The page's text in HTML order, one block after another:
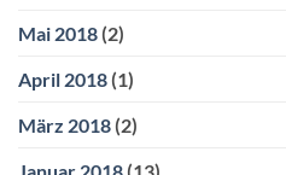
Mai 2018 (2)
April 2018 (1)
März 2018 (2)
Januar 2018 (13)